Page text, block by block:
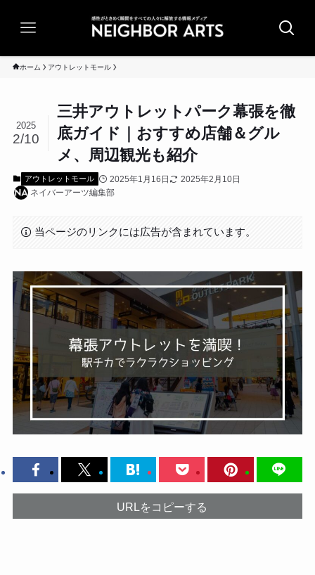
ホーム アウトレットモール
三井アウトレットパーク幕張を徹
底ガイド｜おすすめ店舗＆グル
メ、周辺観光も紹介
2025
2/10
アウトレットモール 2025年1月16日
2025年2月10日
ネイバーアーツ編集部
当ページのリンクには広告が含まれています。
URLをコピーする